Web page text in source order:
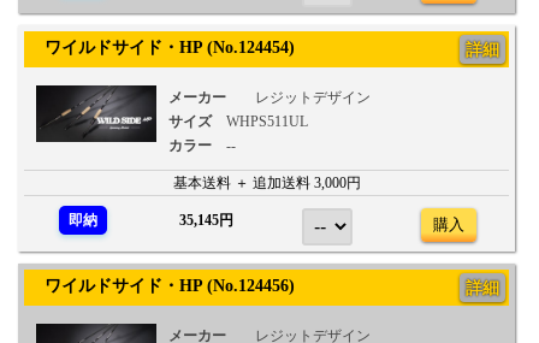
ワイルドサイド・HP (No.124454) 詳細
メーカー
レジットデザイン
サイズ
WHPS511UL
カラー
--
基本送料 ＋ 追加送料 3,000円
即納 35,145円 購入
ワイルドサイド・HP (No.124456) 詳細
メーカー
レジットデザイン